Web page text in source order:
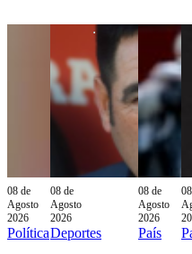
08 de
Agosto
2026
Política
08 de
Agosto
2026
Deportes
08 de
Agosto
2026
País